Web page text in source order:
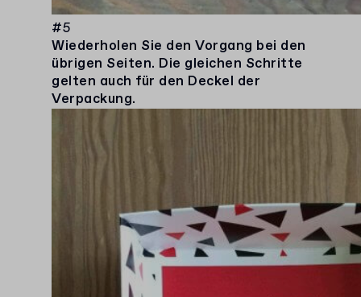
#5
Wiederholen Sie den Vorgang bei den
übrigen Seiten. Die gleichen Schritte
gelten auch für den Deckel der
Verpackung.